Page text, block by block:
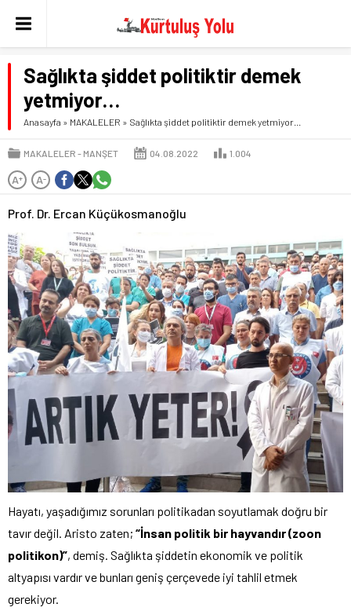
Sağlıkta şiddet politiktir demek
yetmiyor…
Anasayfa » MAKALELER » Sağlıkta şiddet politiktir demek yetmiyor…
MAKALELER MANŞET 04.08.2022 1.004
A+ A-
Prof. Dr. Ercan Küçükosmanoğlu
Hayatı, yaşadığımız sorunları politikadan soyutlamak doğru bir
tavır değil. Aristo zaten; “İnsan politik bir hayvandır (zoon
politikon)”, demiş. Sağlıkta şiddetin ekonomik ve politik
altyapısı vardır ve bunları geniş çerçevede iyi tahlil etmek
gerekiyor.